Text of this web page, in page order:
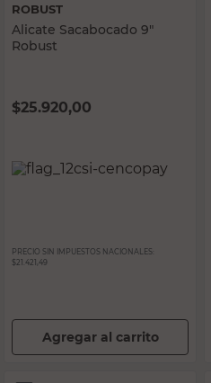
ROBUST
Alicate Sacabocado 9"
Robust
$25.920,00
PRECIO SIN IMPUESTOS NACIONALES:
$21.421,49
Agregar al carrito